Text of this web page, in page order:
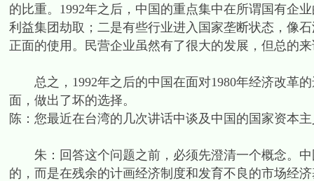
的比重。1992年之后，中国的重点集中在所谓国有企
利益集团劫取；二是有些行业进入国家垄断状态，像
正面的使用。民营企业虽然有了很大的发展，但总的
总之，1992年之后的中国在面对1980年经济改革
面，做出了坏的选择。
陈：您最近在台湾的几次讲话中谈及中国的国家资本
朱：回答这个问题之前，必须先澄清一个概念。中
的，而是在残余的计画经济制度和发育不良的市场经